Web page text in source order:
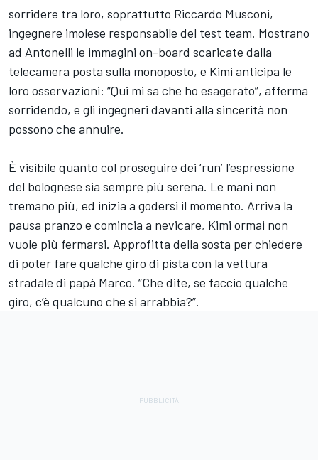
sorridere tra loro, soprattutto Riccardo Musconi,
ingegnere imolese responsabile del test team. Mostrano
ad Antonelli le immagini on-board scaricate dalla
telecamera posta sulla monoposto, e Kimi anticipa le
loro osservazioni: “Qui mi sa che ho esagerato”, afferma
sorridendo, e gli ingegneri davanti alla sincerità non
possono che annuire.
È visibile quanto col proseguire dei ‘run’ l’espressione
del bolognese sia sempre più serena. Le mani non
tremano più, ed inizia a godersi il momento. Arriva la
pausa pranzo e comincia a nevicare, Kimi ormai non
vuole più fermarsi. Approfitta della sosta per chiedere
di poter fare qualche giro di pista con la vettura
stradale di papà Marco. “Che dite, se faccio qualche
giro, c’è qualcuno che si arrabbia?”.